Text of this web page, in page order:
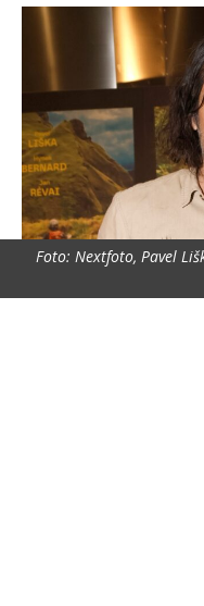
Foto: Nextfoto, Pavel